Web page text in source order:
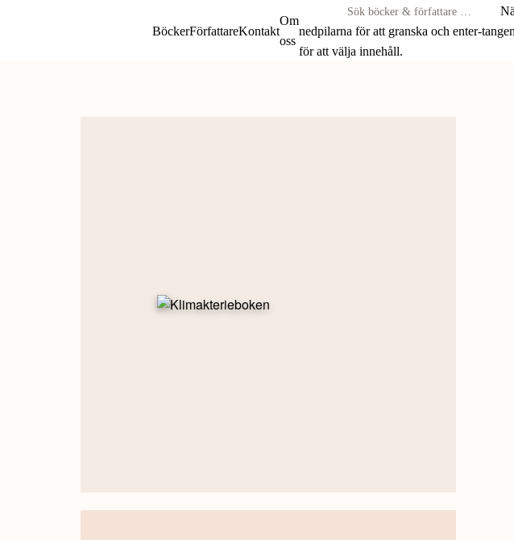
BöckerFörfattareKontakt
Om
oss
böcker
&
nedpilarna för att granska och enter-
för att välja innehåll.